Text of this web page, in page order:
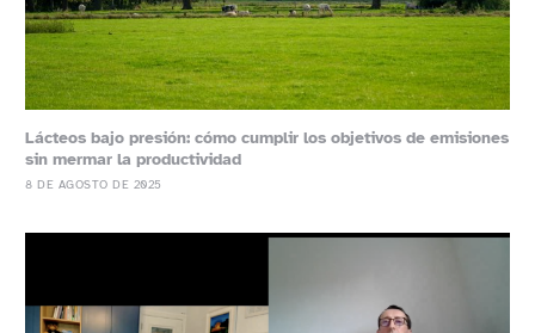
Lácteos bajo presión: cómo cumplir los objetivos de emisiones
sin mermar la productividad
8 DE AGOSTO DE 2025